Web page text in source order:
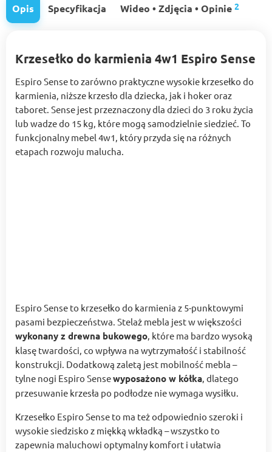
Opis Specyfikacja Wideo • Zdjęcia • Opinie 2
Krzesełko do karmienia 4w1 Espiro Sense
Espiro Sense to zarówno praktyczne wysokie krzesełko do
karmienia, niższe krzesło dla dziecka, jak i hoker oraz
taboret. Sense jest przeznaczony dla dzieci do 3 roku życia
lub wadze do 15 kg, które mogą samodzielnie siedzieć. To
funkcjonalny mebel 4w1, który przyda się na różnych
etapach rozwoju malucha.
Espiro Sense to krzesełko do karmienia z 5-punktowymi
pasami bezpieczeństwa. Stelaż mebla jest w większości
wykonany z drewna bukowego, które ma bardzo wysoką
klasę twardości, co wpływa na wytrzymałość i stabilność
konstrukcji. Dodatkową zaletą jest mobilność mebla –
tylne nogi Espiro Sensewyposażono w kółka, dlatego
przesuwanie krzesła po podłodze nie wymaga wysiłku.
Krzesełko Espiro Sense to ma też odpowiednio szeroki i
wysokie siedzisko z miękką wkładką – wszystko to
zapewnia maluchowi optymalny komfort i ułatwia